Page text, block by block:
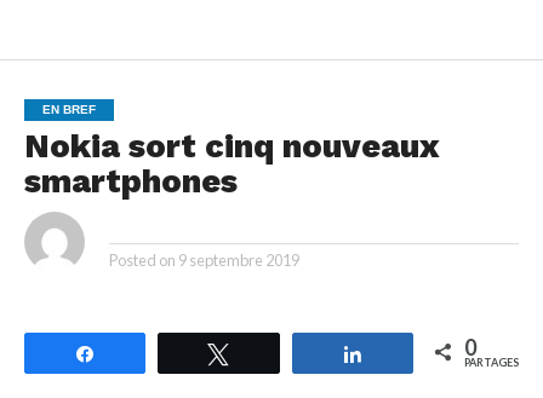
EN BREF
Nokia sort cinq nouveaux
smartphones
Posted on 9 septembre 2019
Partagez 0
PARTAGES